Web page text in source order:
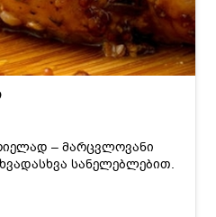
– მარცვლოვანი
სანელებლებით.